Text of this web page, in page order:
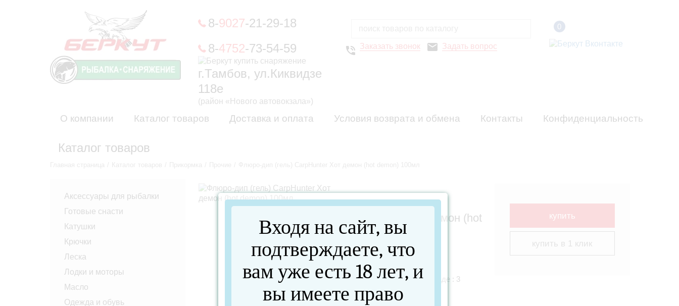
8-9027-21-29-18
8-4752-73-54-59
г.Тамбов, ул.Киквидзе
118е
(район «Нового автовокзала»)
Заказать звонок Задать вопрос
0
О компании Каталог товаров Доставка и оплата Условия возврата и обмена Контакты Конфиденциальность
Каталог товаров
Аксессуары для рыбалки
Готовые снасти
Катушки
Крючки
Леска
Лодки и моторы
Масло
Одежда и обувь
Флюро-дип (гель)
CarpHunter Хот демон (hot
demon) 100мл
Артикул :
Цена: 195 руб.
Количество товара на складе : 3
купить
купить в 1 клик
Входя на сайт, вы
подтверждаете, что
вам уже есть 18 лет, и
вы имеете право